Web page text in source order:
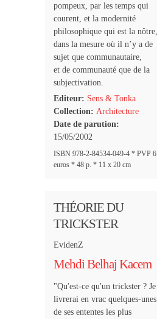
pompeux, par les temps qui
courent, et la modernité
philosophique qui est la nôtre,
dans la mesure où il n’y a de
sujet que communautaire,
et de communauté que de la
subjectivation.
Editeur: Sens & Tonka
Collection: Architecture
Date de parution:
15/05/2002
ISBN 978-2-84534-049-4 * PVP 6
euros * 48 p. * 11 x 20 cm
THÉORIE DU
TRICKSTER
EvidenZ
Mehdi Belhaj Kacem
"Qu'est-ce qu'un trickster ? Je
livrerai en vrac quelques-unes
de ses ententes les plus